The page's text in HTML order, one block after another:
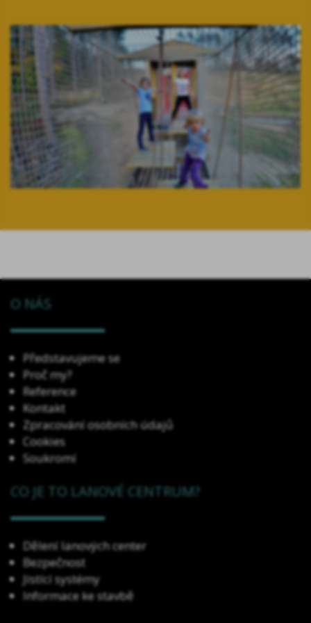
O NÁS
Představujeme se
Proč my?
Reference
Kontakt
Zpracování osobních údajů
Cookies
Soukromí
CO JE TO LANOVÉ CENTRUM?
Dělení lanových center
Bezpečnost
Jistící systémy
Informace ke stavbě